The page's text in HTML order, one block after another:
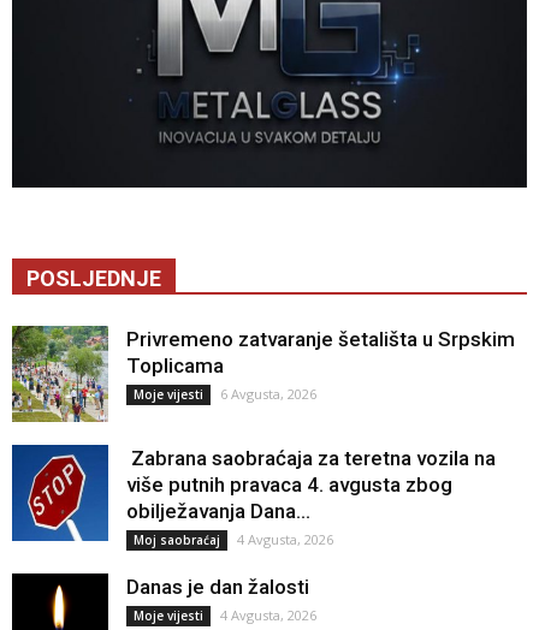
POSLJEDNJE
Privremeno zatvaranje šetališta u Srpskim
Toplicama
Moje vijesti 6 Avgusta, 2026
Zabrana saobraćaja za teretna vozila na
više putnih pravaca 4. avgusta zbog
obilježavanja Dana...
Moj saobraćaj 4 Avgusta, 2026
Danas je dan žalosti
Moje vijesti 4 Avgusta, 2026